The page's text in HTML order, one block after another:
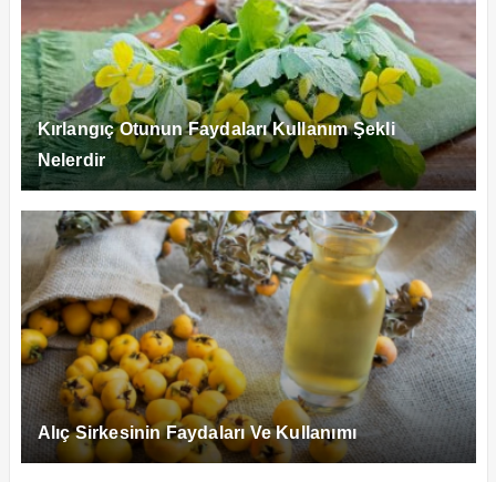
Kırlangıç Otunun Faydaları Kullanım Şekli
Nelerdir
Alıç Sirkesinin Faydaları Ve Kullanımı